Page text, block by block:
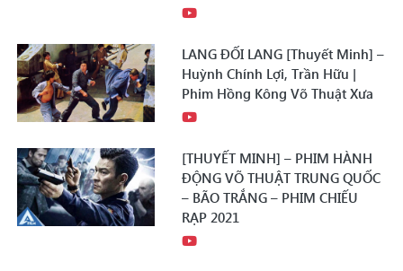
LANG ĐỐI LANG [Thuyết Minh] –
Huỳnh Chính Lợi, Trần Hữu |
Phim Hồng Kông Võ Thuật Xưa
[THUYẾT MINH] – PHIM HÀNH
ĐỘNG VÕ THUẬT TRUNG QUỐC
– BÃO TRẮNG – PHIM CHIẾU
RẠP 2021